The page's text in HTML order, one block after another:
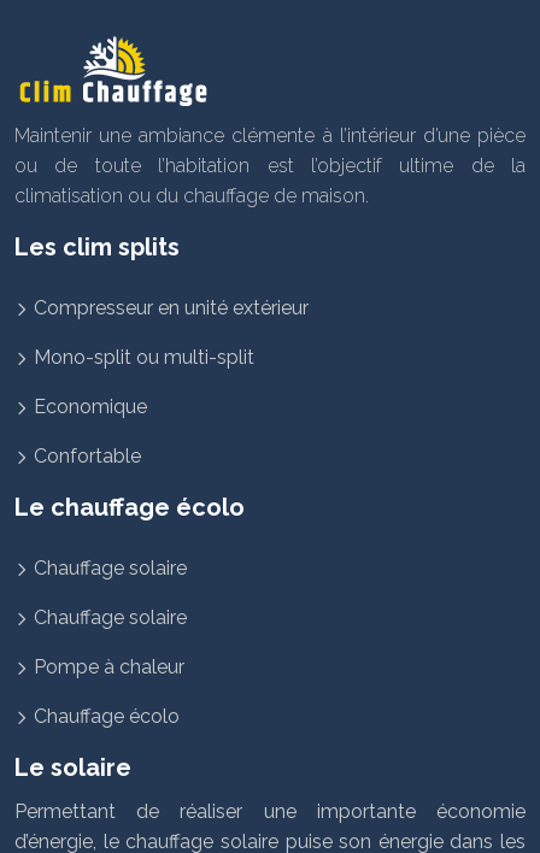
Maintenir une ambiance clémente à l’intérieur d’une pièce
ou de toute l’habitation est l’objectif ultime de la
climatisation ou du chauffage de maison.
Les clim splits
Compresseur en unité extérieur
Mono-split ou multi-split
Economique
Confortable
Le chauffage écolo
Chauffage solaire
Chauffage solaire
Pompe à chaleur
Chauffage écolo
Le solaire
Permettant de réaliser une importante économie
d’énergie, le chauffage solaire puise son énergie dans les